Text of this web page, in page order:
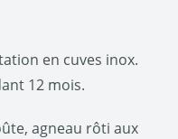
en cuves inox.
12 mois.
agneau rôti aux